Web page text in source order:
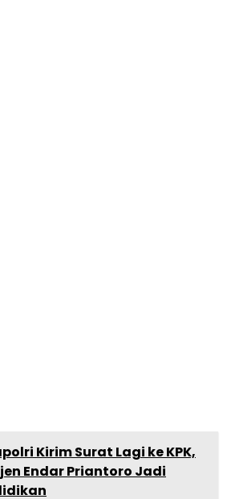
Kirim Surat Lagi ke KPK,
Endar Priantoro Jadi